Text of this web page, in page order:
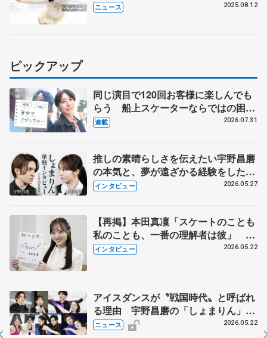
ニュース 2025.08.12
ピックアップ
同じ演目で120回お客様に楽しんでも
らう 船上スケーターならではの困難
とは 影響あったPIW前キャプテン松
連載 2026.07.31
推しの素晴らしさを伝えたい宇野昌磨
の本気と、夢が遠ざかる経験をした本
田真凜の覚悟
インタビュー 2026.05.27
【再掲】本田真凜「スケートのことも
私のことも、一番の理解者は彼」 引
退時の単独インタビューで語った競技
インタビュー 2026.05.22
アイスダンスが〝戦国時代〟と呼ばれ
る理由 宇野昌磨の「しょまりん」ら
実力者が相次いで参戦 国内の競争激
ニュース 2026.05.22